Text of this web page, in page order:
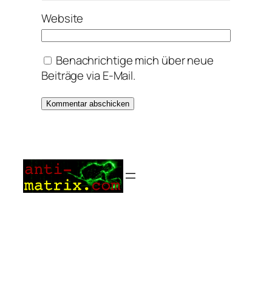
Website
Benachrichtige mich über neue
Beiträge via E-Mail.